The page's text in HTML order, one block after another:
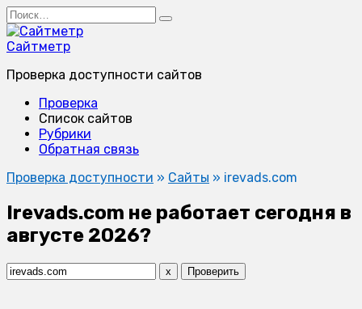
Перейти
к
содержанию
Search
for:
Сайтметр
Проверка доступности сайтов
Проверка
Список сайтов
Рубрики
Обратная связь
Проверка доступности » Сайты » irevads.com
Irevads.com не работает сегодня в
августе 2026?
x Проверить